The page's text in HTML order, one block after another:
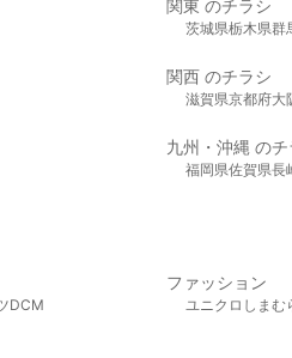
関東 のチラシ
茨城県栃木県群
関西 のチラシ
滋賀県京都府大
九州・沖縄 のチ
福岡県佐賀県長
DCM
ファッション
ユニクロ しまむ